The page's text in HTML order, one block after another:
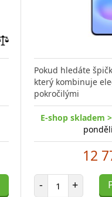
porovnáníPokud hledáte
který kombinuje
pokročilými
E-shop skladem
12
- Počet položek
+